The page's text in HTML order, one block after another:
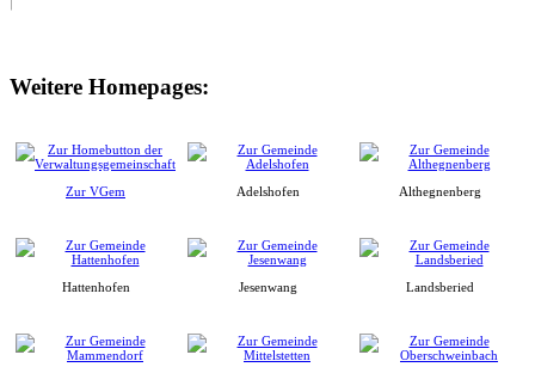
Weitere Homepages:
Zur VGem Adelshofen Althegnenberg
Hattenhofen Jesenwang Landsberied